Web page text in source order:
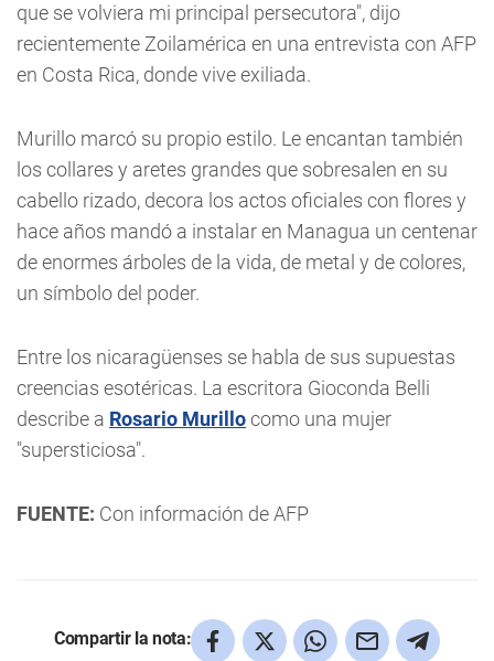
que se volviera mi principal persecutora", dijo
recientemente Zoilamérica en una entrevista con AFP
en Costa Rica, donde vive exiliada.
Murillo marcó su propio estilo. Le encantan también
los collares y aretes grandes que sobresalen en su
cabello rizado, decora los actos oficiales con flores y
hace años mandó a instalar en Managua un centenar
de enormes árboles de la vida, de metal y de colores,
un símbolo del poder.
Entre los nicaragüenses se habla de sus supuestas
creencias esotéricas. La escritora Gioconda Belli
describe a Rosario Murillocomo una mujer
"supersticiosa".
FUENTE: Con información de AFP
Compartir la nota: